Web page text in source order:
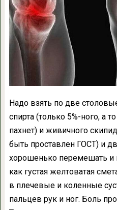
Надо взять по две
спирта (только 5%-ного, а
пахнет) и живичного
быть проставлен ГОСТ) и
хорошенько перемешать и
как густая желтоватая
в плечевые и коленные
пальцев рук и ног. Боль